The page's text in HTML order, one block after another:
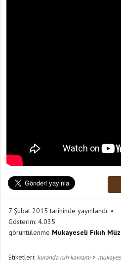
7 Şubat 2015 tarihinde yayınlandı.
Gösterim: 4.035
görüntülenme Mukayeseli Fıkıh
Etiketleri: kuranda ruh kavramı>